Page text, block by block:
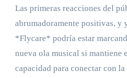
Las primeras reacciones del
abrumadoramente positivas, y
*Flycare* podría estar
nueva ola musical si mantiene
capacidad para conectar con